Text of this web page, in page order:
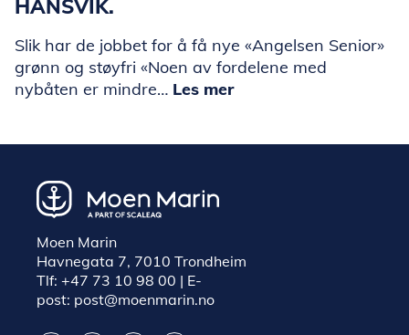
HANSVIK.
Slik har de jobbet for å få nye «Angelsen Senior»
grønn og støyfri «Noen av fordelene med
nybåten er mindre… Les mer
Moen Marin
Havnegata 7, 7010 Trondheim
Tlf: +47 73 10 98 00 | E-
post: post@moenmarin.no